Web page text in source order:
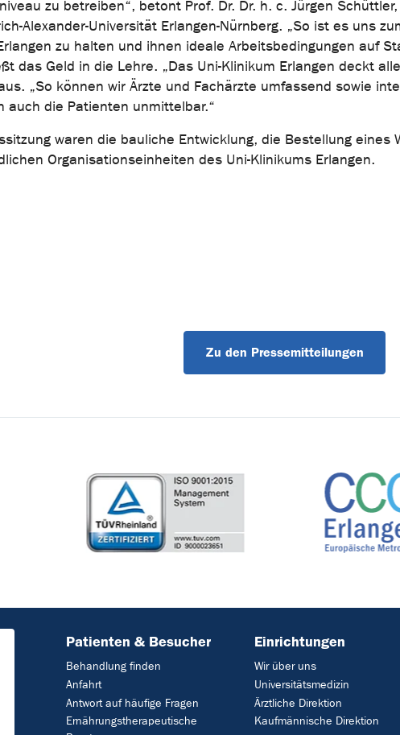
zu betreiben“, betont Prof. Dr. Dr. h. c. Jürgen
Alexander-Universität Erlangen-Nürnberg. „So ist es uns
zu halten und ihnen ideale Arbeitsbedingungen auf
das Geld in die Lehre. „Das Uni-Klinikum Erlangen deckt
„So können wir Ärzte und Fachärzte umfassend sowie
auch die Patienten unmittelbar.“
waren die bauliche Entwicklung, die Bestellung eines
Organisationseinheiten des Uni-Klinikums Erlangen.
Zu den Pressemitteilungen
Patienten & Besucher
Behandlung finden
Anfahrt
Antwort auf häufige Fragen
Ernährungstherapeutische
Einrichtungen
Wir über uns
Universitätsmedizin
Ärztliche Direktion
Kaufmännische Direktion